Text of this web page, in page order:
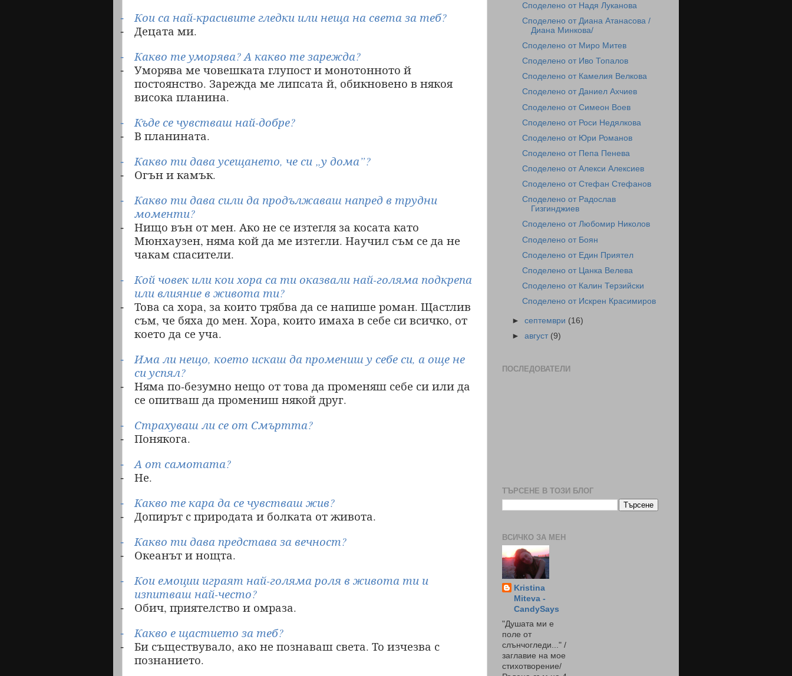
- Кои са най-красивите гледки или неща на света за теб?
- Децата ми.
- Какво те уморява? А какво те зарежда?
-
Уморява ме човешката глупост и монотонното й
постоянство. Зарежда ме липсата й, обикновено в някоя
висока планина.
- Къде се чувстваш най-добре?
- В планината.
- Какво ти дава усещането, че си „у дома”?
- Огън и камък.
-
Какво ти дава сили да продължаваш напред в трудни
моменти?
-
Нищо вън от мен. Ако не се изтегля за косата като
Мюнхаузен, няма кой да ме изтегли. Научил съм се да не
чакам спасители.
-
Кой човек или кои хора са ти оказвали най-голяма подкрепа
или влияние в живота ти?
-
Това са хора, за които трябва да се напише роман. Щастлив
съм, че бяха до мен. Хора, които имаха в себе си всичко, от
което да се уча.
-
Има ли нещо, което искаш да промениш у себе си, а още не
си успял?
-
Няма по-безумно нещо от това да променяш себе си или да
се опитваш да промениш някой друг.
- Страхуваш ли се от Смъртта?
- Понякога.
- А от самотата?
- Не.
- Какво те кара да се чувстваш жив?
- Допирът с природата и болката от живота.
- Какво ти дава представа за вечност?
- Океанът и нощта.
-
Кои емоции играят най-голяма роля в живота ти и
изпитваш най-често?
- Обич, приятелство и омраза.
- Какво е щастието за теб?
-
Би съществувало, ако не познаваш света. То изчезва с
познанието.
Споделено от Надя Луканова
Споделено от Диана Атанасова /
Диана Минкова/
Споделено от Миро Митев
Споделено от Иво Топалов
Споделено от Камелия Велкова
Споделено от Даниел Ахчиев
Споделено от Симеон Воев
Споделено от Роси Недялкова
Споделено от Юри Романов
Споделено от Пепа Пенева
Споделено от Алекси Алексиев
Споделено от Стефан Стефанов
Споделено от Радослав
Гизгинджиев
Споделено от Любомир Николов
Споделено от Боян
Споделено от Един Приятел
Споделено от Цанка Велева
Споделено от Калин Терзийски
Споделено от Искрен Красимиров
►септември (16)
►август (9)
ПОСЛЕДОВАТЕЛИ
ТЪРСЕНЕ В ТОЗИ БЛОГ
ВСИЧКО ЗА МЕН
Kristina
Miteva -
CandySays
"Душата ми е
поле от
слънчогледи..." /
заглавие на мое
стихотворение/